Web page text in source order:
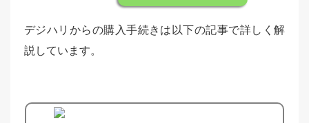
デジハリからの購入手続きは以下の記事で詳しく解
説しています。